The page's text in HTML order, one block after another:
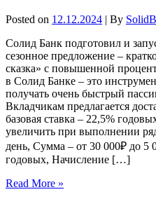
Posted on 12.12.2024 | By
Солид Банк подготовил и
сезонное предложение –
сказка» с повышенной
в Солид Банке – это
получать очень быстрый
Вкладчикам предлагается
базовая ставка – 22,5%
увеличить при выполнении
день, Сумма – от 30 000₽ до 5
годовых, Начисление […]
Read More »